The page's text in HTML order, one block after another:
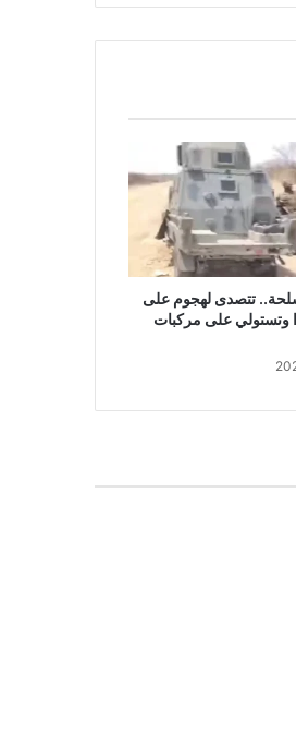
تتصدى لهجوم على
وتستولي على مركبات